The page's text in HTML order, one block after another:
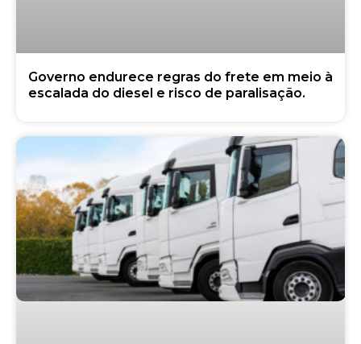
Governo endurece regras do frete em meio à
escalada do diesel e risco de paralisação.